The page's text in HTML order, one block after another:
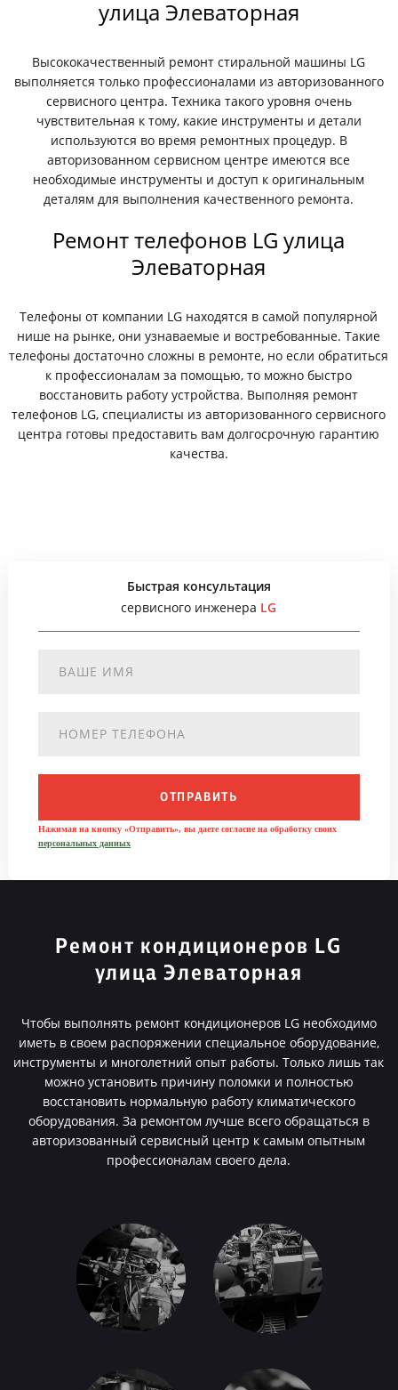
улица Элеваторная
Высококачественный ремонт стиральной машины LG
выполняется только профессионалами из авторизованного
сервисного центра. Техника такого уровня очень
чувствительная к тому, какие инструменты и детали
используются во время ремонтных процедур. В
авторизованном сервисном центре имеются все
необходимые инструменты и доступ к оригинальным
деталям для выполнения качественного ремонта.
Ремонт телефонов LG улица
Элеваторная
Телефоны от компании LG находятся в самой популярной
нише на рынке, они узнаваемые и востребованные. Такие
телефоны достаточно сложны в ремонте, но если обратиться
к профессионалам за помощью, то можно быстро
восстановить работу устройства. Выполняя ремонт
телефонов LG, специалисты из авторизованного сервисного
центра готовы предоставить вам долгосрочную гарантию
качества.
Быстрая консультация
сервисного инженера LG
ОТПРАВИТЬ
Нажимая на кнопку «Отправить», вы даете согласие на обработку своих
персональных данных
Ремонт кондиционеров LG
улица Элеваторная
Чтобы выполнять ремонт кондиционеров LG необходимо
иметь в своем распоряжении специальное оборудование,
инструменты и многолетний опыт работы. Только лишь так
можно установить причину поломки и полностью
восстановить нормальную работу климатического
оборудования. За ремонтом лучше всего обращаться в
авторизованный сервисный центр к самым опытным
профессионалам своего дела.